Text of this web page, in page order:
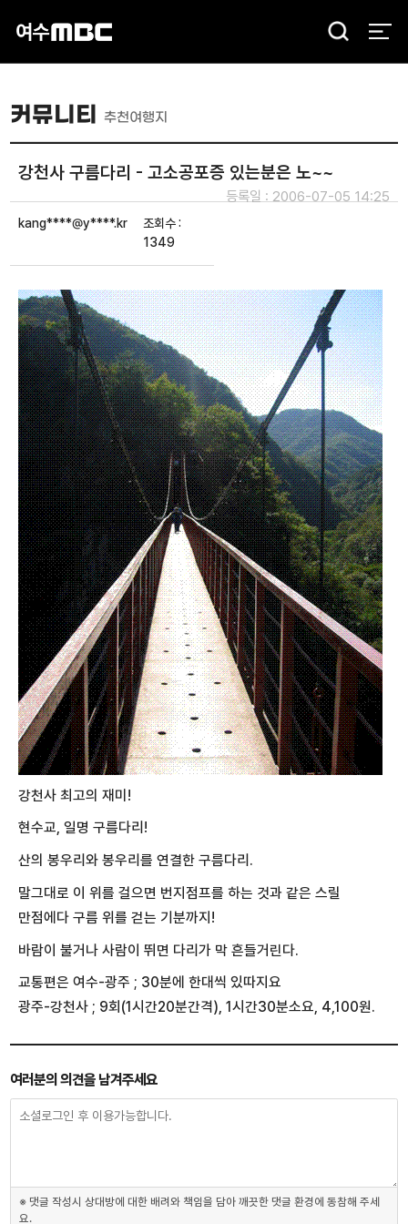
검
커뮤니티추천여행지
강천사 구름다리 - 고소공포증 있는분은 노~~
등록일 : 2006-07-05 14:25
kang****@y****.kr
조회수 :
1349
강천사 최고의 재미!
현수교, 일명 구름다리!
산의 봉우리와 봉우리를 연결한 구름다리.
말그대로 이 위를 걸으면 번지점프를 하는 것과 같은 스릴
만점에다 구름 위를 걷는 기분까지!
바람이 불거나 사람이 뛰면 다리가 막 흔들거린다.
교통편은 여수-광주 ; 30분에 한대씩 있따지요
광주-강천사 ; 9회(1시간20분간격), 1시간30분소요, 4,100원.
여러분의 의견을 남겨주세요
※ 댓글 작성시 상대방에 대한 배려와 책임을 담아 깨끗한 댓글 환경에 동참해 주세
요.